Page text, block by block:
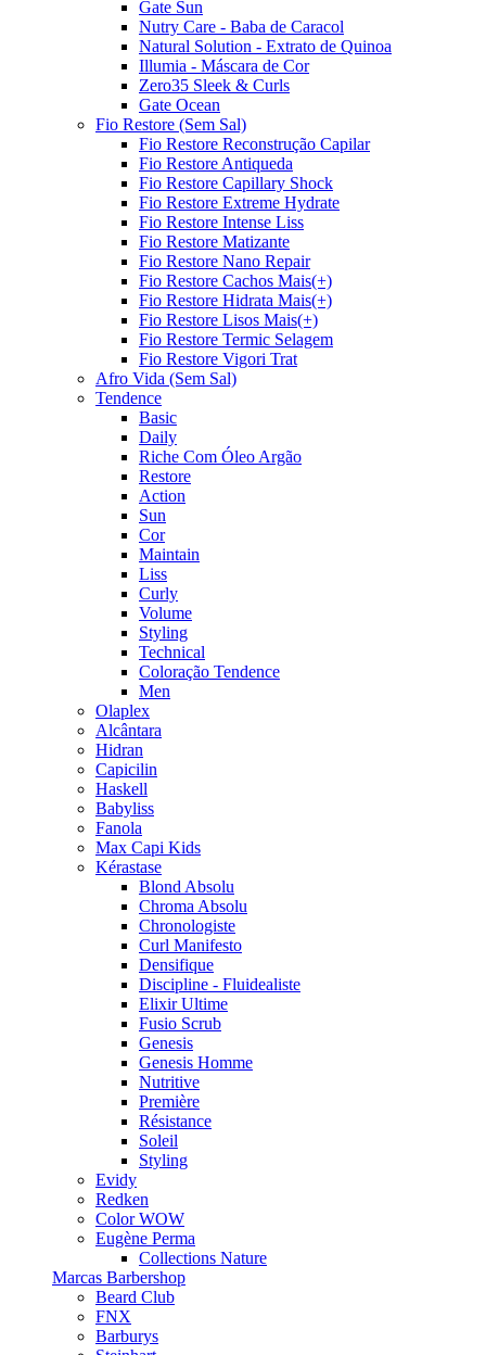
Gate Sun
Nutry Care - Baba de Caracol
Natural Solution - Extrato de Quinoa
Illumia - Máscara de Cor
Zero35 Sleek & Curls
Gate Ocean
Fio Restore (Sem Sal)
Fio Restore Reconstrução Capilar
Fio Restore Antiqueda
Fio Restore Capillary Shock
Fio Restore Extreme Hydrate
Fio Restore Intense Liss
Fio Restore Matizante
Fio Restore Nano Repair
Fio Restore Cachos Mais(+)
Fio Restore Hidrata Mais(+)
Fio Restore Lisos Mais(+)
Fio Restore Termic Selagem
Fio Restore Vigori Trat
Afro Vida (Sem Sal)
Tendence
Basic
Daily
Riche Com Óleo Argão
Restore
Action
Sun
Cor
Maintain
Liss
Curly
Volume
Styling
Technical
Coloração Tendence
Men
Olaplex
Alcântara
Hidran
Capicilin
Haskell
Babyliss
Fanola
Max Capi Kids
Kérastase
Blond Absolu
Chroma Absolu
Chronologiste
Curl Manifesto
Densifique
Discipline - Fluidealiste
Elixir Ultime
Fusio Scrub
Genesis
Genesis Homme
Nutritive
Première
Résistance
Soleil
Styling
Evidy
Redken
Color WOW
Eugène Perma
Collections Nature
Marcas Barbershop
Beard Club
FNX
Barburys